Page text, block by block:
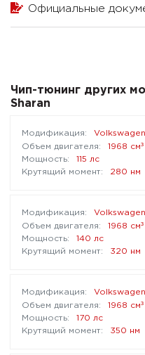
Официальные
Чип-тюнинг других
Sharan
Volkswagen
1968 см³
115 лс
280 нм
1968 см³
140 лс
320 нм
1968 см³
170 лс
350 нм